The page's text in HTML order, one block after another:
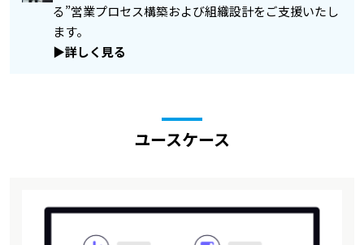
る”営業プロセス構築および組織設計をご支援いたし
ます。
▶詳しく見る
ユースケース